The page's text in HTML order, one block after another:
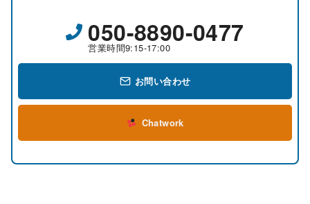
050-8890-0477
営業時間9:15-17:00
お問い合わせ
Chatwork